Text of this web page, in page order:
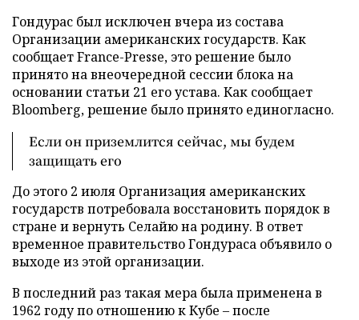
Гондурас был исключен вчера из состава
Организации американских государств. Как
сообщает France-Presse, это решение было
принято на внеочередной сессии блока на
основании статьи 21 его устава. Как сообщает
Bloomberg, решение было принято единогласно.
Если он приземлится сейчас, мы будем
защищать его
До этого 2 июля Организация американских
государств потребовала восстановить порядок в
стране и вернуть Селайю на родину. В ответ
временное правительство Гондураса объявило о
выходе из этой организации.
В последний раз такая мера была применена в
1962 году по отношению к Кубе – после